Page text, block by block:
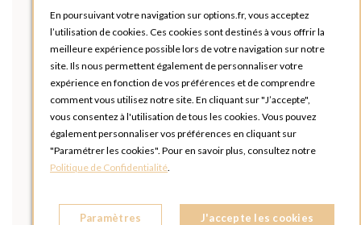
En poursuivant votre navigation sur options.fr, vous acceptez
l’utilisation de cookies. Ces cookies sont destinés à vous offrir la
meilleure expérience possible lors de votre navigation sur notre
site. Ils nous permettent également de personnaliser votre
expérience en fonction de vos préférences et de comprendre
comment vous utilisez notre site. En cliquant sur "J’accepte",
vous consentez à l'utilisation de tous les cookies. Vous pouvez
également personnaliser vos préférences en cliquant sur
"Paramétrer les cookies". Pour en savoir plus, consultez notre
Politique de Confidentialité.
Paramètres J'accepte les cookies